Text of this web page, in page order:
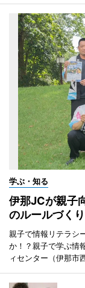
学ぶ・知る
伊那JCが親子
のルールづく
親子で情報リテラシ
か！？親子で学ぶ情
ィセンター（伊那市